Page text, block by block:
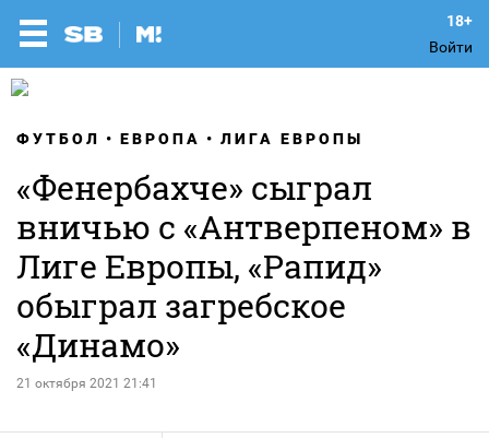
Войти
ФУТБОЛ ЕВРОПА ЛИГА ЕВРОПЫ
«Фенербахче» сыграл
вничью с «Антверпеном» в
Лиге Европы, «Рапид»
обыграл загребское
«Динамо»
21 октября 2021 21:41